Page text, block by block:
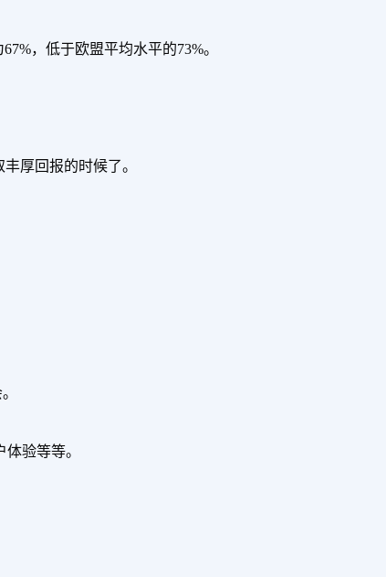
，低于欧盟平均水平的73%。
厚回报的时候了。
验等等。